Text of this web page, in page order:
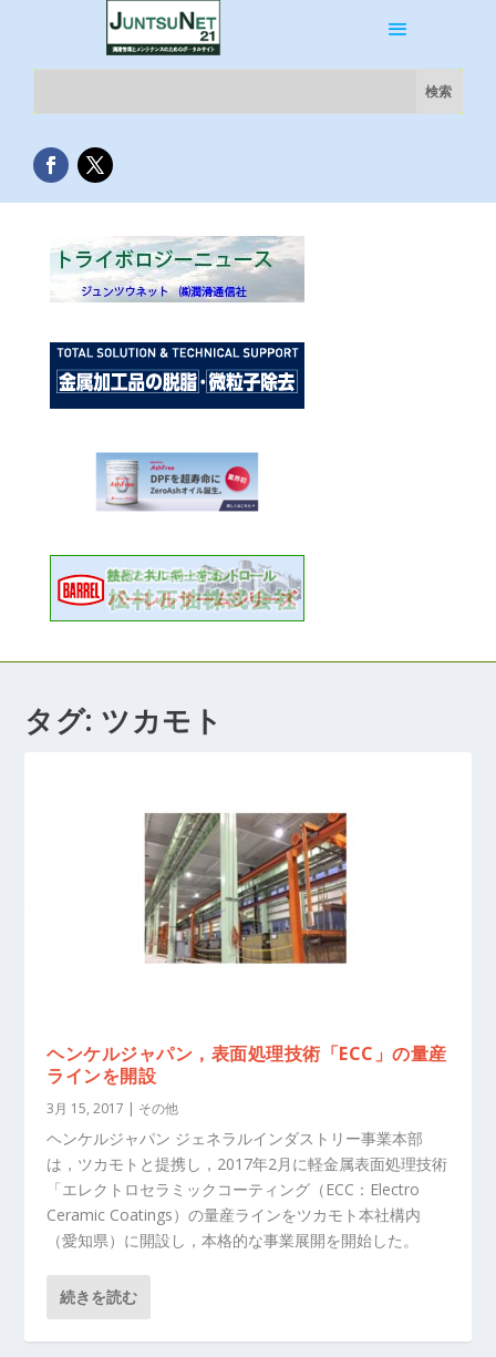
タグ: ツカモト
ヘンケルジャパン，表面処理技術「ECC」の量産
ラインを開設
3月 15, 2017 | その他
ヘンケルジャパン ジェネラルインダストリー事業本部
は，ツカモトと提携し，2017年2月に軽金属表面処理技術
「エレクトロセラミックコーティング（ECC：Electro
Ceramic Coatings）の量産ラインをツカモト本社構内
（愛知県）に開設し，本格的な事業展開を開始した。
続きを読む